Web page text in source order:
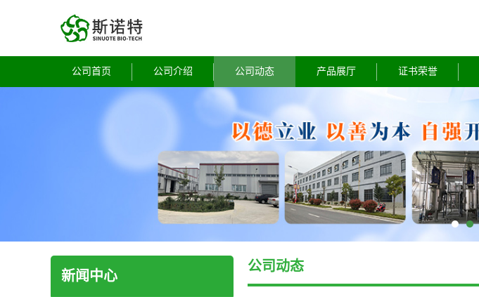
公司首页 公司介绍 公司动态 产品展厅 证书荣誉
新闻中心
公司动态